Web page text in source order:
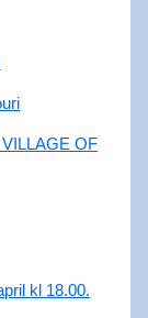
OF
kl 18.00.